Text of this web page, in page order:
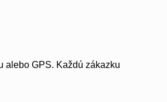
alebo GPS. Každú zákazku